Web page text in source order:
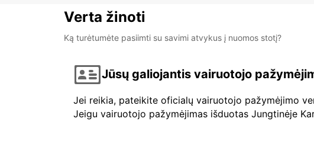
Verta žinoti
Ką turėtumėte pasiimti su savimi atvykus į nuomos stotį?
Jūsų galiojantis vairuotojo
Jei reikia, pateikite oficialų vairuotojo pažymėjimo
Jeigu vairuotojo pažymėjimas išduotas Jungtinėje